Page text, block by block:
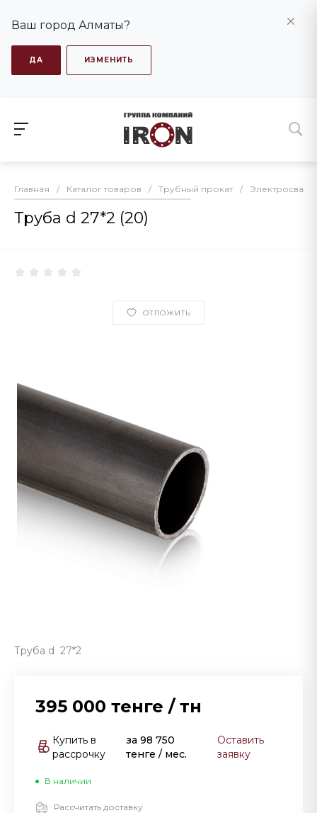
Ваш город Алматы?
ДА ИЗМЕНИТЬ
Главная / Каталог товаров / Трубный прокат /
Труба d 27*2 (20)
ОТЛОЖИТЬ
Труба d 27*2
395 000 тенге / тн
Купить в
рассрочку
за98 750
тенге / мес.
Оставить
заявку
В наличии
Рассчитать доставку